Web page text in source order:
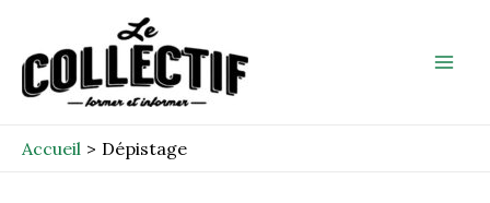
contenu
Accueil Dépistage